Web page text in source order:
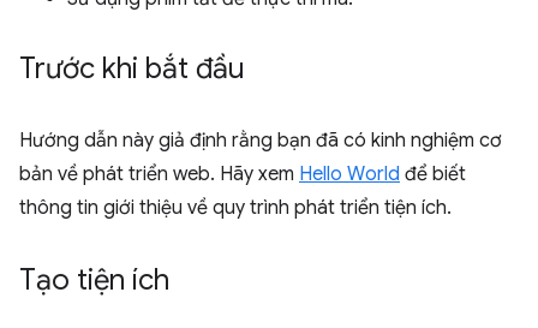
Trước khi bắt đầu
Hướng dẫn này giả định rằng bạn đã có kinh nghiệm cơ
bản về phát triển web. Hãy xem Hello World để biết
thông tin giới thiệu về quy trình phát triển tiện ích.
Tạo tiện ích